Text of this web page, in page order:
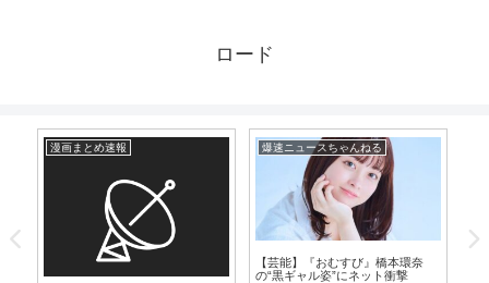
ロード
漫画まとめ速報 爆速ニュースちゃんねる
【芸能】『おむすび』橋本環奈
の“黒ギャル姿”にネット衝撃